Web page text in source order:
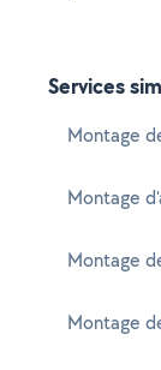
Services
Montage
Montage
Montage
Montage